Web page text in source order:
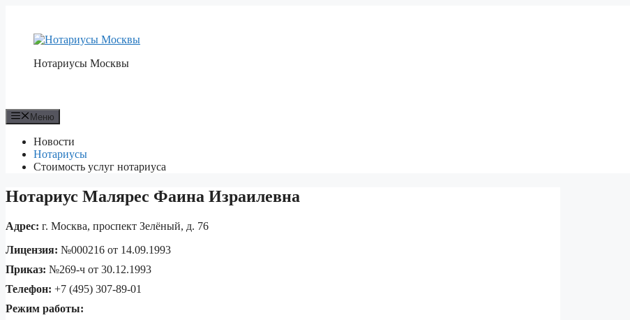
содержимому
Нотариусы Москвы
Меню
Новости
Нотариусы
Стоимость услуг нотариуса
Нотариус Малярес Фаина Израилевна
Адрес: г. Москва, проспект Зелёный, д. 76
Лицензия: №000216 от 14.09.1993
Приказ: №269-ч от 30.12.1993
Телефон: +7 (495) 307-89-01
Режим работы: